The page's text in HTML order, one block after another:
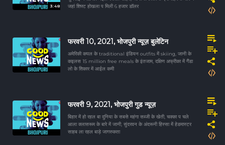
3:48
जहां शिफ्ट होखला प मिली 6 हजार डॉलर
फरवरी 10, 2021, भोजपुरी न्यूज़ बुलेटिन
अमेरिकी कपल के traditional इंडियन outfits में skiing, जानी के
कइलस 15 million free meals के इंतजाम, दक्षिण अफ्रीका में गैंडा
लो के शिकार में आईल कमी
फरवरी 9, 2021, भोजपुरी गुड न्यूज़
बिहार में हो रहल बा दुनिया के सबसे महंगा सब्जी के खेती, चक्का प चले
आला क्लासरूम के बारे में जानी, सुंदरवन के अंदरूनी हिस्सा में हेडमास्टर
साहब ला रहल बाड़े जागरुकता